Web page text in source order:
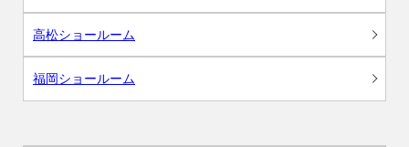
高松ショールーム
福岡ショールーム